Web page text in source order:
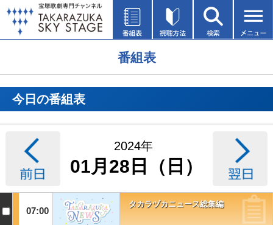
番組表
今日の番組表
2024年
01月28日（日）
07:00
タカラヅカニュース総集編